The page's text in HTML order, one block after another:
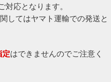
対応となります。
してはヤマト運輸での発送と
定はできませんのでご注意く